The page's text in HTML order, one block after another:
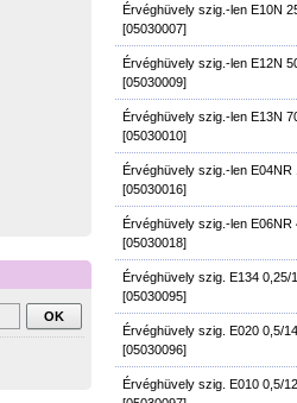
Érvéghüvely szig.-len E10N
[05030007]
Érvéghüvely szig.-len E12N
[05030009]
Érvéghüvely szig.-len E13N
[05030010]
Érvéghüvely szig.-len E04NR
[05030016]
Érvéghüvely szig.-len E06NR
[05030018]
Érvéghüvely szig. E134 0,25/
[05030095]
Érvéghüvely szig. E020 0,5/
[05030096]
Érvéghüvely szig. E010 0,5/